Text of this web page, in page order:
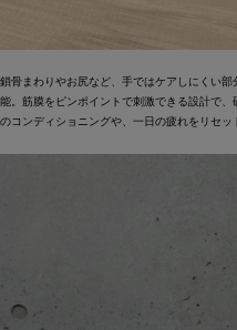
鎖骨まわりやお尻など、手ではケアしにくい
能。筋膜をピンポイントで刺激できる設計で
のコンディショニングや、一日の疲れをリセッ